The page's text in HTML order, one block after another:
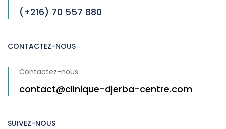
(+216) 70 557 880
CONTACTEZ-NOUS
Contactez-nous
contact@clinique-djerba-centre.com
SUIVEZ-NOUS